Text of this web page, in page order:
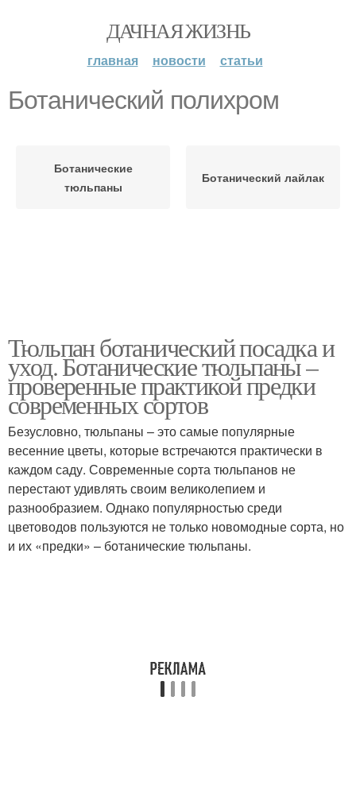
ДАЧНАЯ ЖИЗНЬ
главная новости статьи
Ботанический полихром
Ботанические
тюльпаны
Ботанический лайлак
Тюльпан ботанический посадка и
уход. Ботанические тюльпаны –
проверенные практикой предки
современных сортов
Безусловно, тюльпаны – это самые популярные
весенние цветы, которые встречаются практически в
каждом саду. Современные сорта тюльпанов не
перестают удивлять своим великолепием и
разнообразием. Однако популярностью среди
цветоводов пользуются не только новомодные сорта, но
и их «предки» – ботанические тюльпаны.